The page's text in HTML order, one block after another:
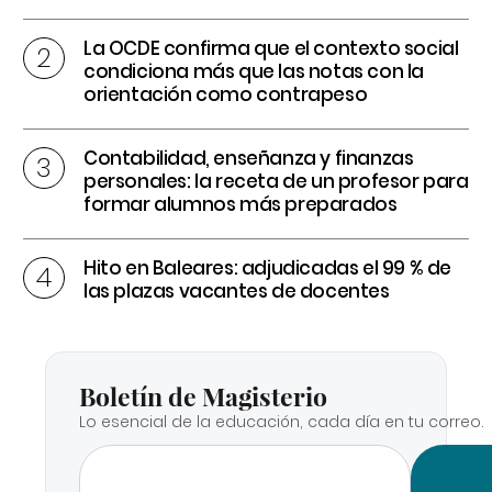
La OCDE confirma que el contexto social
condiciona más que las notas con la
orientación como contrapeso
Contabilidad, enseñanza y finanzas
personales: la receta de un profesor para
formar alumnos más preparados
Hito en Baleares: adjudicadas el 99 % de
las plazas vacantes de docentes
Boletín de Magisterio
Lo esencial de la educación, cada día en tu correo.